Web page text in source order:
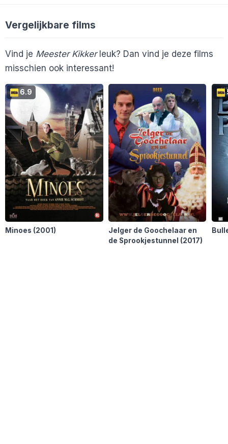
jenszon12
6
Vergelijkbare films
Vind je Meester Kikkerleuk? Dan vind je deze films
misschien ook interessant!
6.9
Minoes (2001)
Jelger de Goochelaar en
de Sprookjestunnel (2017)